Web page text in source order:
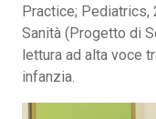
Practice; Pediatrics,
Sanità (Progetto di
lettura ad alta voce
infanzia.